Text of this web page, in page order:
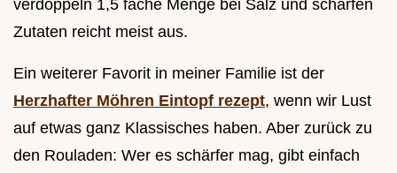
verdoppeln 1,5 fache Menge bei Salz und scharfen
Zutaten reicht meist aus.
Ein weiterer Favorit in meiner Familie ist der
Herzhafter Möhren Eintopf rezept, wenn wir Lust
auf etwas ganz Klassisches haben. Aber zurück zu
den Rouladen: Wer es schärfer mag, gibt einfach